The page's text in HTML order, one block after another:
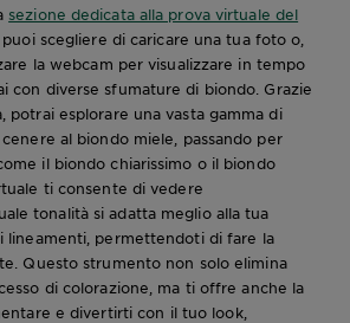
sezione dedicata alla prova virtuale del
puoi scegliere di caricare una tua foto o,
la webcam per visualizzare in tempo
con diverse sfumature di biondo. Grazie
potrai esplorare una vasta gamma di
al biondo miele, passando per
il biondo chiarissimo o il biondo
ti consente di vedere
tonalità si adatta meglio alla tua
lineamenti, permettendoti di fare la
Questo strumento non solo elimina
di colorazione, ma ti offre anche la
e divertirti con il tuo look,